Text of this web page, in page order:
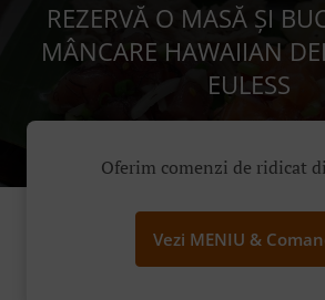
REZERVĂ O MASĂ ȘI
MÂNCARE HAWAIIAN
EULESS
Oferim comenzi de ridicat
Vezi MENIU &